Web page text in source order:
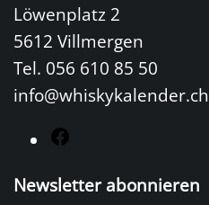
Löwenplatz 2
5612 Villmergen
Tel. 056 610 85 50
info@whiskykalender.ch
c
Newsletter abonnieren